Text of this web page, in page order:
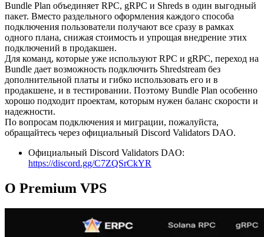
Bundle Plan объединяет RPC, gRPC и Shreds в один выгодный
пакет. Вместо раздельного оформления каждого способа
подключения пользователи получают все сразу в рамках
одного плана, снижая стоимость и упрощая внедрение этих
подключений в продакшен.
Для команд, которые уже используют RPC и gRPC, переход на
Bundle дает возможность подключить Shredstream без
дополнительной платы и гибко использовать его и в
продакшене, и в тестировании. Поэтому Bundle Plan особенно
хорошо подходит проектам, которым нужен баланс скорости и
надежности.
По вопросам подключения и миграции, пожалуйста,
обращайтесь через официальный Discord Validators DAO.
Официальный Discord Validators DAO:
https://discord.gg/C7ZQSrCkYR
О Premium VPS